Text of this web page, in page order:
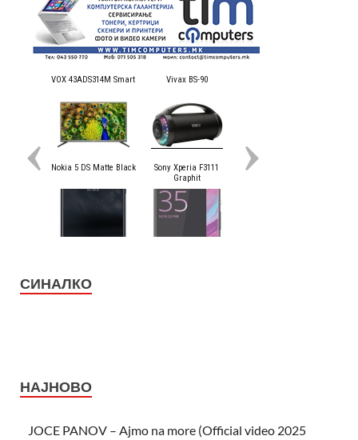
СИНАЛКО
НАЈНОВО
JOCE PANOV – Ajmo na more (Official video 2025